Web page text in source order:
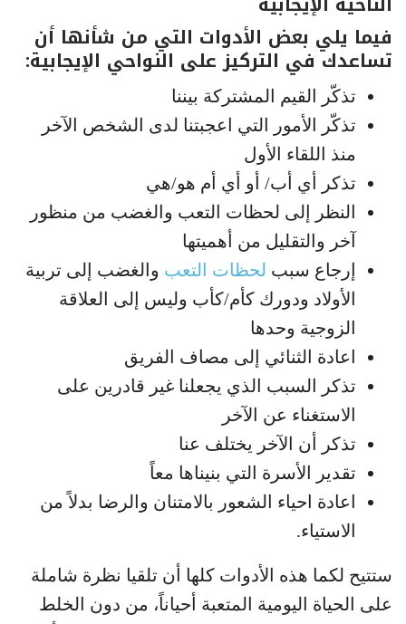
فيما يلي بعض الأدوات التي من شأنها أن
تساعدك في التركيز على النواحي الإيجابية:
تذكّر القيم المشتركة بيننا
تذكّر الأمور التي اعجبتنا لدى الشخص الآخر
منذ اللقاء الأول
تذكر أي أب/ أو أي أم هو/هي
النظر إلى لحظات التعب والغضب من منظور
آخر والتقليل من أهميتها
إرجاع سبب لحظات التعب والغضب إلى تربية
الأولاد ودورك كأم/كأب وليس إلى العلاقة
الزوجية وحدها
اعادة الثنائي إلى مصاف الفريق
تذكر السبب الذي يجعلنا غير قادرين على
الاستغناء عن الآخر
تذكر أن الآخر يختلف عنا
تقدير الأسرة التي بنيناها معاً
اعادة احياء الشعور بالامتنان والرضا بدلاً من
الاستياء.
ستتيح لكما هذه الأدوات كلها أن تلقيا نظرة شاملة
على الحياة اليومية المتعبة أحياناً، من دون الخلط